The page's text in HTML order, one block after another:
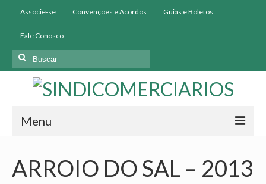
Associe-se Convenções e Acordos Guias e Boletos
Fale Conosco
Menu
Institucional
ARROIO DO SAL – 2013